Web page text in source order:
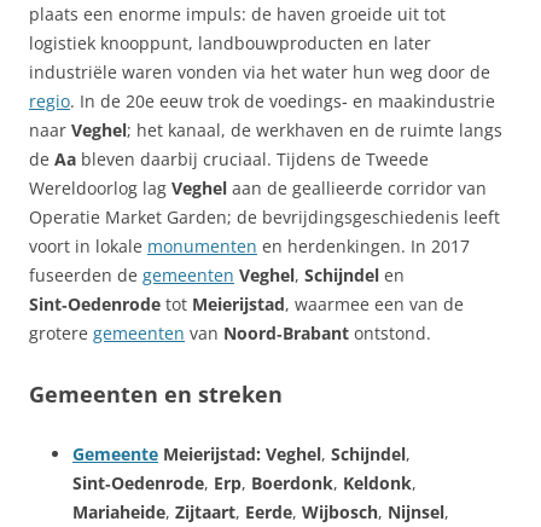
plaats een enorme impuls: de haven groeide uit tot
logistiek knooppunt, landbouwproducten en later
industriële waren vonden via het water hun weg door de
regio. In de 20e eeuw trok de voedings‑ en maakindustrie
naar Veghel; het kanaal, de werkhaven en de ruimte langs
de Aa bleven daarbij cruciaal. Tijdens de Tweede
Wereldoorlog lag Veghel aan de geallieerde corridor van
Operatie Market Garden; de bevrijdingsgeschiedenis leeft
voort in lokale monumenten en herdenkingen. In 2017
fuseerden de gemeenten Veghel, Schijndel en
Sint‑Oedenrode tot Meierijstad, waarmee een van de
grotere gemeenten van Noord‑Brabant ontstond.
Gemeenten en streken
Gemeente Meierijstad: Veghel, Schijndel,
Sint‑Oedenrode, Erp, Boerdonk, Keldonk,
Mariaheide, Zijtaart, Eerde, Wijbosch, Nijnsel,